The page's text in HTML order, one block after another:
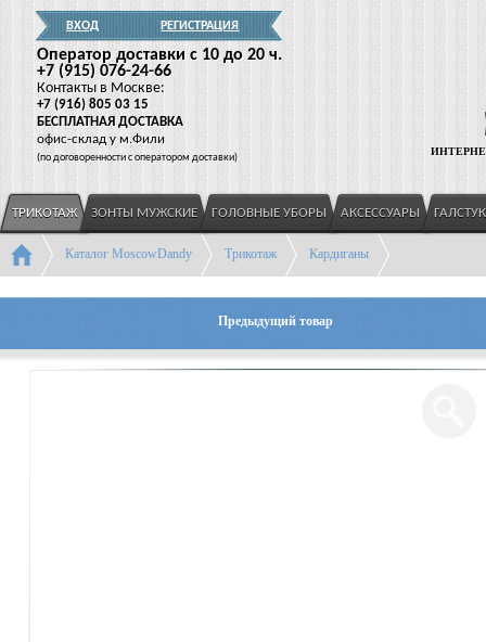
ВХОД РЕГИСТРАЦИЯ
Оператор доставки c 10 до 20 ч.
+7 (915) 076-24-66
Контакты в Москве:
+7 (916) 805 03 15
БЕСПЛАТНАЯ ДОСТАВКА
офис-склад у м.Фили
(по договоренности с оператором доставки)
ТРИКОТАЖ ЗОНТЫ МУЖСКИЕ ГОЛОВНЫЕ УБОРЫ АКСЕССУАРЫ
Каталог MoscowDandy Трикотаж Кардиганы
Предыдущий товар